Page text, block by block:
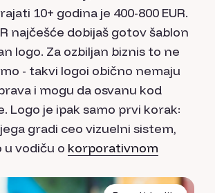
10+ godina je 400-800 EUR.
najčešće dobijaš gotov šablon
logo. Za ozbiljan biznis to ne
- takvi logoi obično nemaju
i mogu da osvanu kod
Logo je ipak samo prvi korak:
gradi ceo vizuelni sistem,
u vodiču o korporativnom